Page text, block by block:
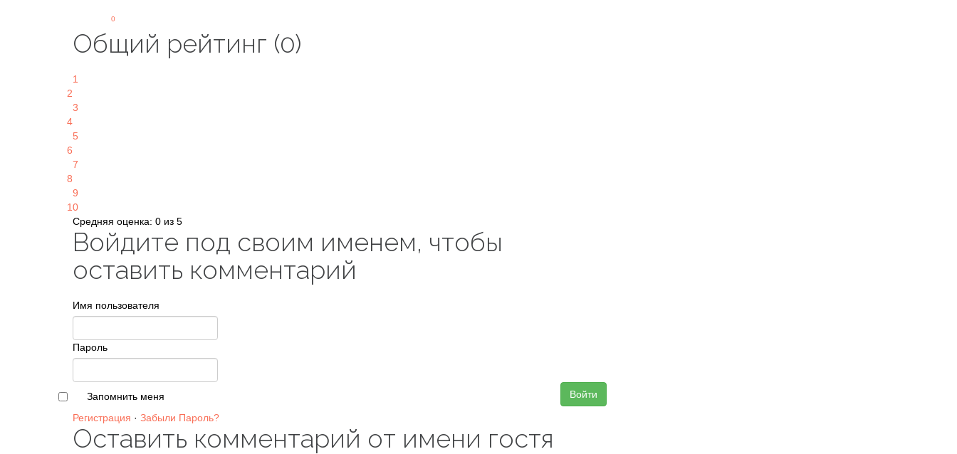
0
Общий рейтинг (0)
1
2
3
4
5
6
7
8
9
10
Средняя оценка: 0 из 5
Войдите под своим именем, чтобы
оставить комментарий
Имя пользователя
Пароль
Войти
Запомнить меня
Регистрация · Забыли Пароль?
Оставить комментарий от имени гостя